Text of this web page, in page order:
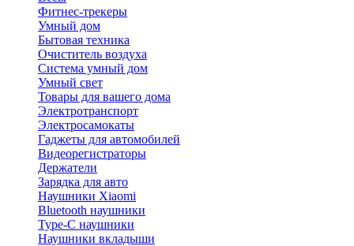
Фитнес-трекеры
Умный дом
Бытовая техника
Очиститель воздуха
Система умный дом
Умный свет
Товары для вашего дома
Электротранспорт
Электросамокаты
Гаджеты для автомобилей
Видеорегистраторы
Держатели
Зарядка для авто
Наушники Xiaomi
Bluetooth наушники
Type-C наушники
Наушники вкладыши